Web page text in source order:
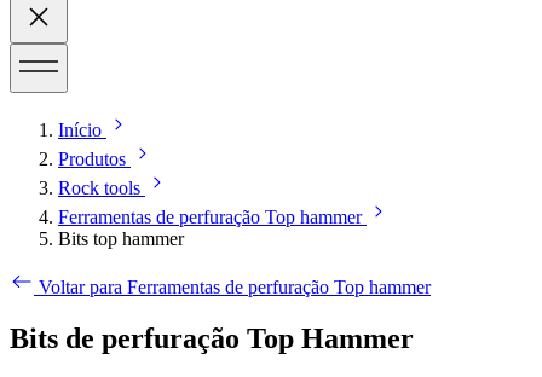
Início
Produtos
Rock tools
Ferramentas de perfuração Top hammer
Bits top hammer
Voltar para Ferramentas de perfuração Top hammer
Bits de perfuração Top Hammer